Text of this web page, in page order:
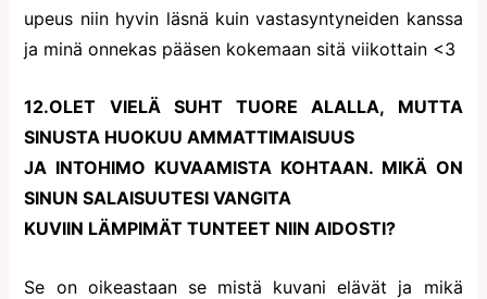
upeus niin hyvin läsnä kuin vastasyntyneiden kanssa
ja minä onnekas pääsen kokemaan sitä viikottain <3
12.OLET VIELÄ SUHT TUORE ALALLA, MUTTA
SINUSTA HUOKUU AMMATTIMAISUUS
JA INTOHIMO KUVAAMISTA KOHTAAN. MIKÄ ON
SINUN SALAISUUTESI VANGITA
KUVIIN LÄMPIMÄT TUNTEET NIIN AIDOSTI?
Se on oikeastaan se mistä kuvani elävät ja mikä